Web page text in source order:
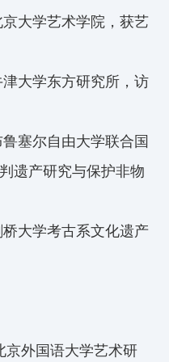
京大学艺术学院，获艺
津大学东方研究所，访
鲁塞尔自由大学联合国
遗产研究与保护非物
桥大学考古系文化遗产
京外国语大学艺术研